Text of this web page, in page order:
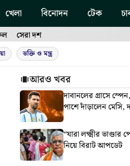
খেলা বিনোদন টেক
সেরা দশ
ভক্তি ও মন্ত্র
আরও খবর
দাবানলের গ্রাসে
পাশে দাঁড়ালেন
“যারা লক্ষ্মীর
নিয়ে বিরাট আপডেট